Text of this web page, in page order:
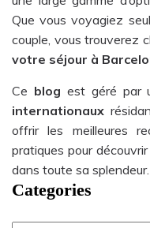
Que vous voyagiez
couple, vous trouverez
votre séjour à
Ce blog est géré par
internationaux
offrir les meilleures
pratiques pour
dans toute sa splendeur.
Categories